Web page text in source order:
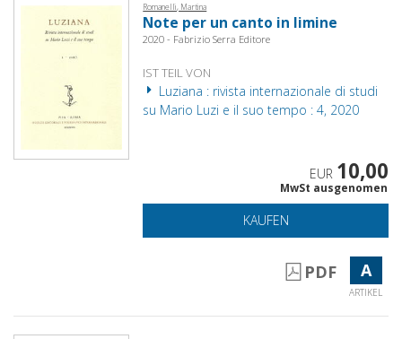
Romanelli, Martina
Note per un canto in limine
2020 - Fabrizio Serra Editore
IST TEIL VON
Luziana : rivista internazionale di studi
su Mario Luzi e il suo tempo : 4, 2020
EUR 10,00
MwSt ausgenomen
KAUFEN
PDF A
ARTIKEL